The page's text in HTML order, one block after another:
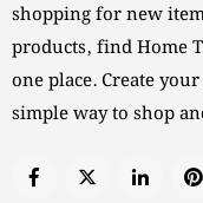
shopping for new
products, find Home
one place. Create
simple way to shop